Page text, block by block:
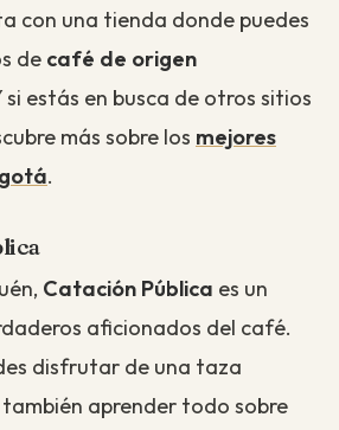
con una tienda donde puedes
de café de origen
si estás en busca de otros sitios
más sobre los mejores
.
Catación Pública es un
aficionados del café.
disfrutar de una taza
aprender todo sobre